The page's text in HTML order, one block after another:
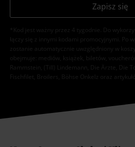
Zapisz się
*Kod jest ważny przez 4 tygodnie. Do
łączy się z innymi kodami promocyjnymi. Po
zostanie automatycznie uwzględniony w
obejmuje: mediów, książek, biletów,
Rammstein, (Till) Lindemann, Die Ärzte, Die
Fischfilet, Broilers, Böhse Onkelz oraz